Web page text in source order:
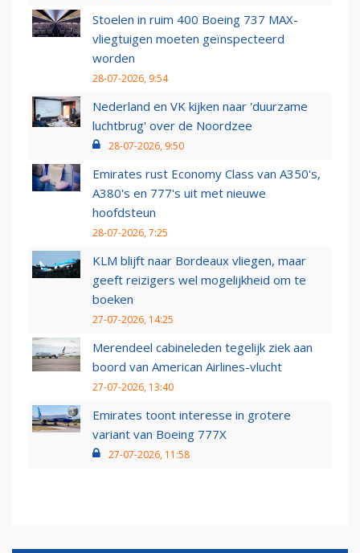
Stoelen in ruim 400 Boeing 737 MAX-
vliegtuigen moeten geïnspecteerd
worden
28-07-2026, 9:54
Nederland en VK kijken naar 'duurzame
luchtbrug' over de Noordzee
28-07-2026, 9:50
Emirates rust Economy Class van A350's,
A380's en 777's uit met nieuwe
hoofdsteun
28-07-2026, 7:25
KLM blijft naar Bordeaux vliegen, maar
geeft reizigers wel mogelijkheid om te
boeken
27-07-2026, 14:25
Merendeel cabineleden tegelijk ziek aan
boord van American Airlines-vlucht
27-07-2026, 13:40
Emirates toont interesse in grotere
variant van Boeing 777X
27-07-2026, 11:58